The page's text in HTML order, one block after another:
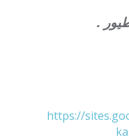
.
https://